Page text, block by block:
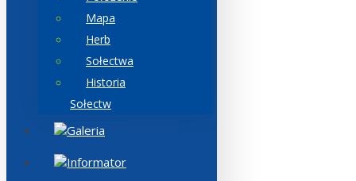
Mapa
Herb
Sołectwa
Historia
Sołectw
Galeria
Informator